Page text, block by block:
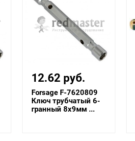
12.62 руб.
Forsage F-7620809
Ключ трубчатый 6-
гранный 8х9мм ...